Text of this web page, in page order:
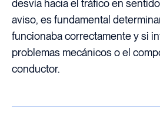
desvía hacia el tráfico en
aviso, es fundamental
funcionaba correctamente y si
problemas mecánicos o el
conductor.